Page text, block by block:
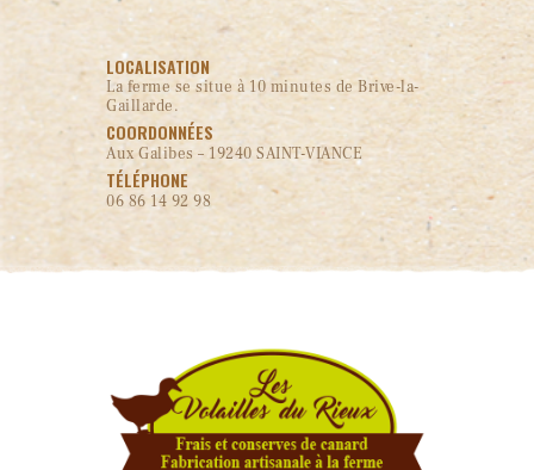
LOCALISATION
La ferme se situe à 10 minutes de Brive-la-
Gaillarde.
COORDONNÉES
Aux Galibes – 19240 SAINT-VIANCE
TÉLÉPHONE
06 86 14 92 98